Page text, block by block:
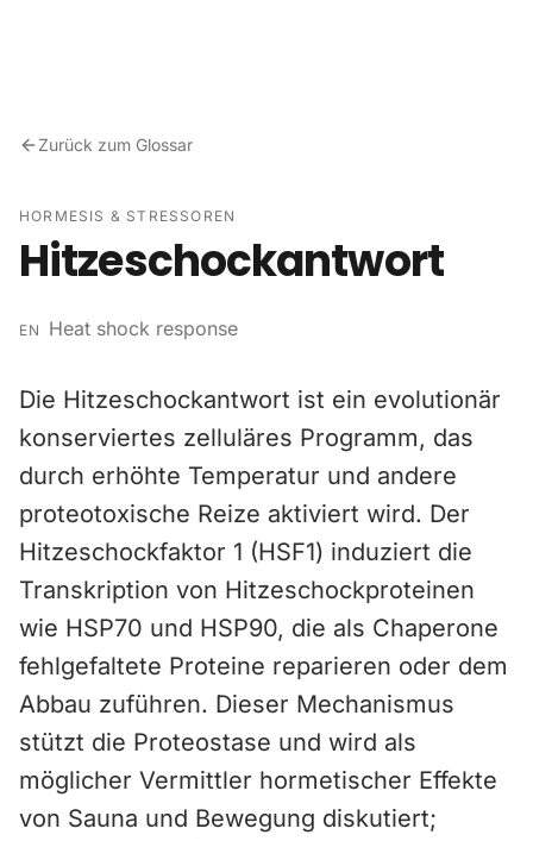
Zurück zum Glossar
HORMESIS & STRESSOREN
Hitzeschockantwort
EN Heat shock response
Die Hitzeschockantwort ist ein evolutionär
konserviertes zelluläres Programm, das
durch erhöhte Temperatur und andere
proteotoxische Reize aktiviert wird. Der
Hitzeschockfaktor 1 (HSF1) induziert die
Transkription von Hitzeschockproteinen
wie HSP70 und HSP90, die als Chaperone
fehlgefaltete Proteine reparieren oder dem
Abbau zuführen. Dieser Mechanismus
stützt die Proteostase und wird als
möglicher Vermittler hormetischer Effekte
von Sauna und Bewegung diskutiert;